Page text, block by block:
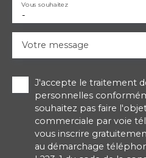
-
Vous souhaitez
Votre message
J'accepte le traitement
personnelles
souhaitez pas faire
commerciale par voie
vous inscrire
au démarchage